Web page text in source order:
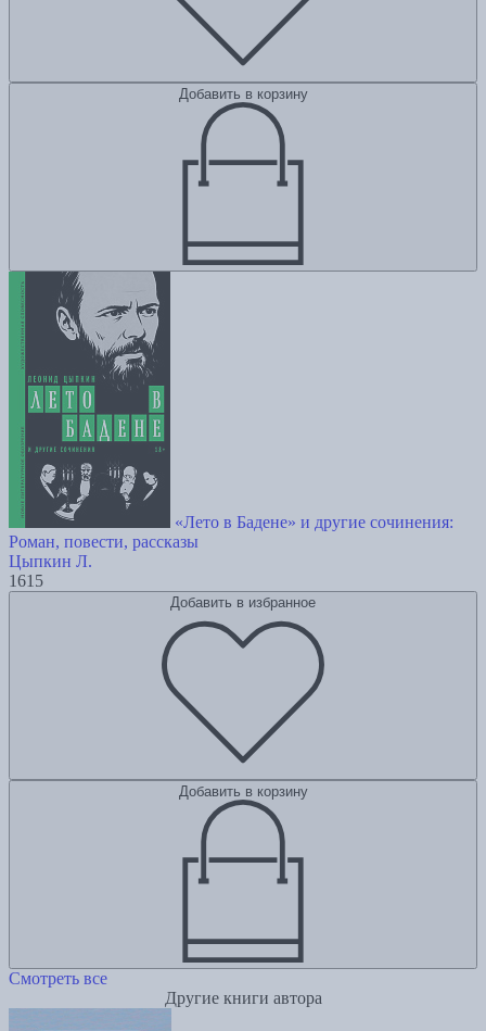
Добавить в корзину
«Лето в Бадене» и другие сочинения:
Роман, повести, рассказы
Цыпкин Л.
1615
Добавить в избранное
Добавить в корзину
Смотреть все
Другие книги автора